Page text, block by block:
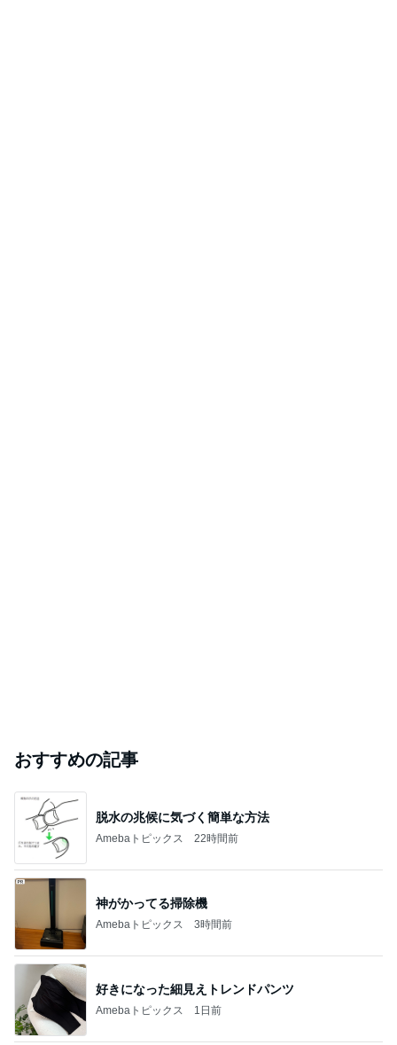
おすすめの記事
脱水の兆候に気づく簡単な方法
Amebaトピックス 22時間前
神がかってる掃除機
Amebaトピックス 3時間前
好きになった細見えトレンドパンツ
Amebaトピックス 1日前